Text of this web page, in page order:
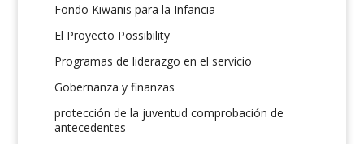
Fondo Kiwanis para la Infancia
El Proyecto Possibility
Programas de liderazgo en el servicio
Gobernanza y finanzas
protección de la juventud comprobación de
antecedentes